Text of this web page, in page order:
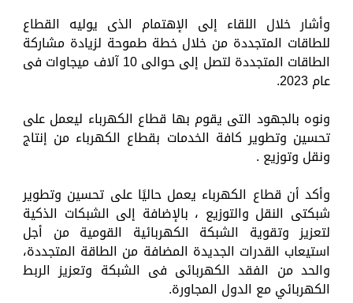
وأشار خلال اللقاء إلى الإهتمام الذى يوليه القطاع
للطاقات المتجددة من خلال خطة طموحة لزيادة مشاركة
الطاقات المتجددة لتصل إلى حوالى 10 آلاف ميجاوات فى
عام 2023.
ونوه بالجهود التى يقوم بها قطاع الكهرباء ليعمل على
تحسين وتطوير كافة الخدمات بقطاع الكهرباء من إنتاج
ونقل وتوزيع .
وأكد أن قطاع الكهرباء يعمل حاليًا على تحسين وتطوير
شبكتى النقل والتوزيع ، بالإضافة إلى الشبكات الذكية
لتعزيز وتقوية الشبكة الكهربائية القومية من أجل
استيعاب القدرات الجديدة المضافة من الطاقة المتجددة،
والحد من الفقد الكهربائى فى الشبكة وتعزيز الربط
الكهربائي مع الدول المجاورة.